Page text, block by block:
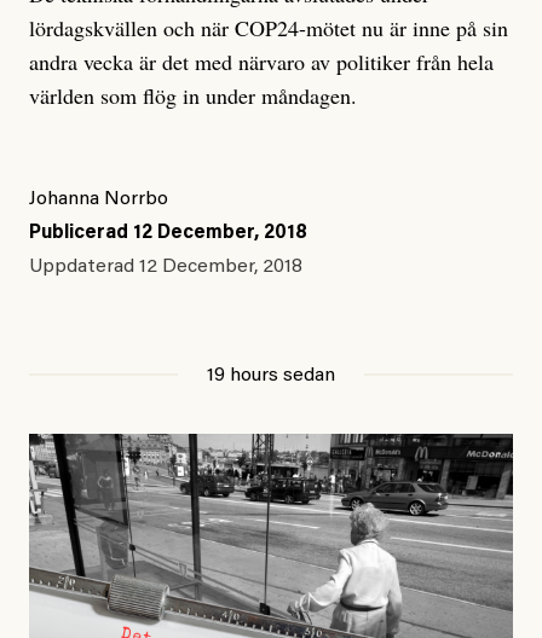
lördagskvällen och när COP24-mötet nu är inne på sin
andra vecka är det med närvaro av politiker från hela
världen som flög in under måndagen.
Johanna Norrbo
Publicerad 12 December, 2018
Uppdaterad 12 December, 2018
19 hours sedan